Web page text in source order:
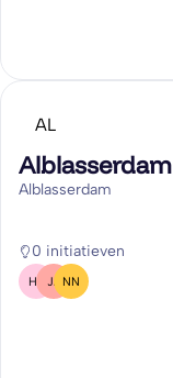
AL
Alblasserdam
Alblasserdam
0 initiatieven
HV JA NN